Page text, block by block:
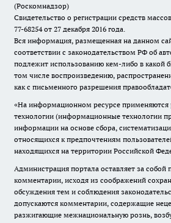
(Роскомнадзор)
Свидетельство о регистрации средств
77-68254 от 27 декабря 2016 года.
Вся информация, размещенная на данном
соответствии с законодательством РФ об
подлежит использованию кем-либо в какой
том числе воспроизведению,
как с письменного разрешения
«На информационном ресурсе применяются
технологии (информационные технологии
информации на основе сбора,
относящихся к предпочтениям
находящихся на территории Российской
Администрация портала оставляет за собой
комментарии, исходя из соображений
обсуждения тем и соблюдения
допускаются комментарии, содержащие
разжигающие межнациональную рознь,